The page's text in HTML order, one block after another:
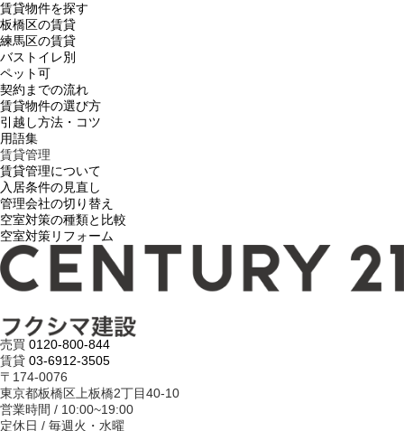
賃貸物件を探す
板橋区の賃貸
練馬区の賃貸
バストイレ別
ペット可
契約までの流れ
賃貸物件の選び方
引越し方法・コツ
用語集
賃貸管理
賃貸管理について
入居条件の見直し
管理会社の切り替え
空室対策の種類と比較
空室対策リフォーム
売買 0120-800-844
賃貸 03-6912-3505
〒174-0076
東京都板橋区上板橋2丁目40-10
営業時間 / 10:00~19:00
定休日 / 毎週火・水曜